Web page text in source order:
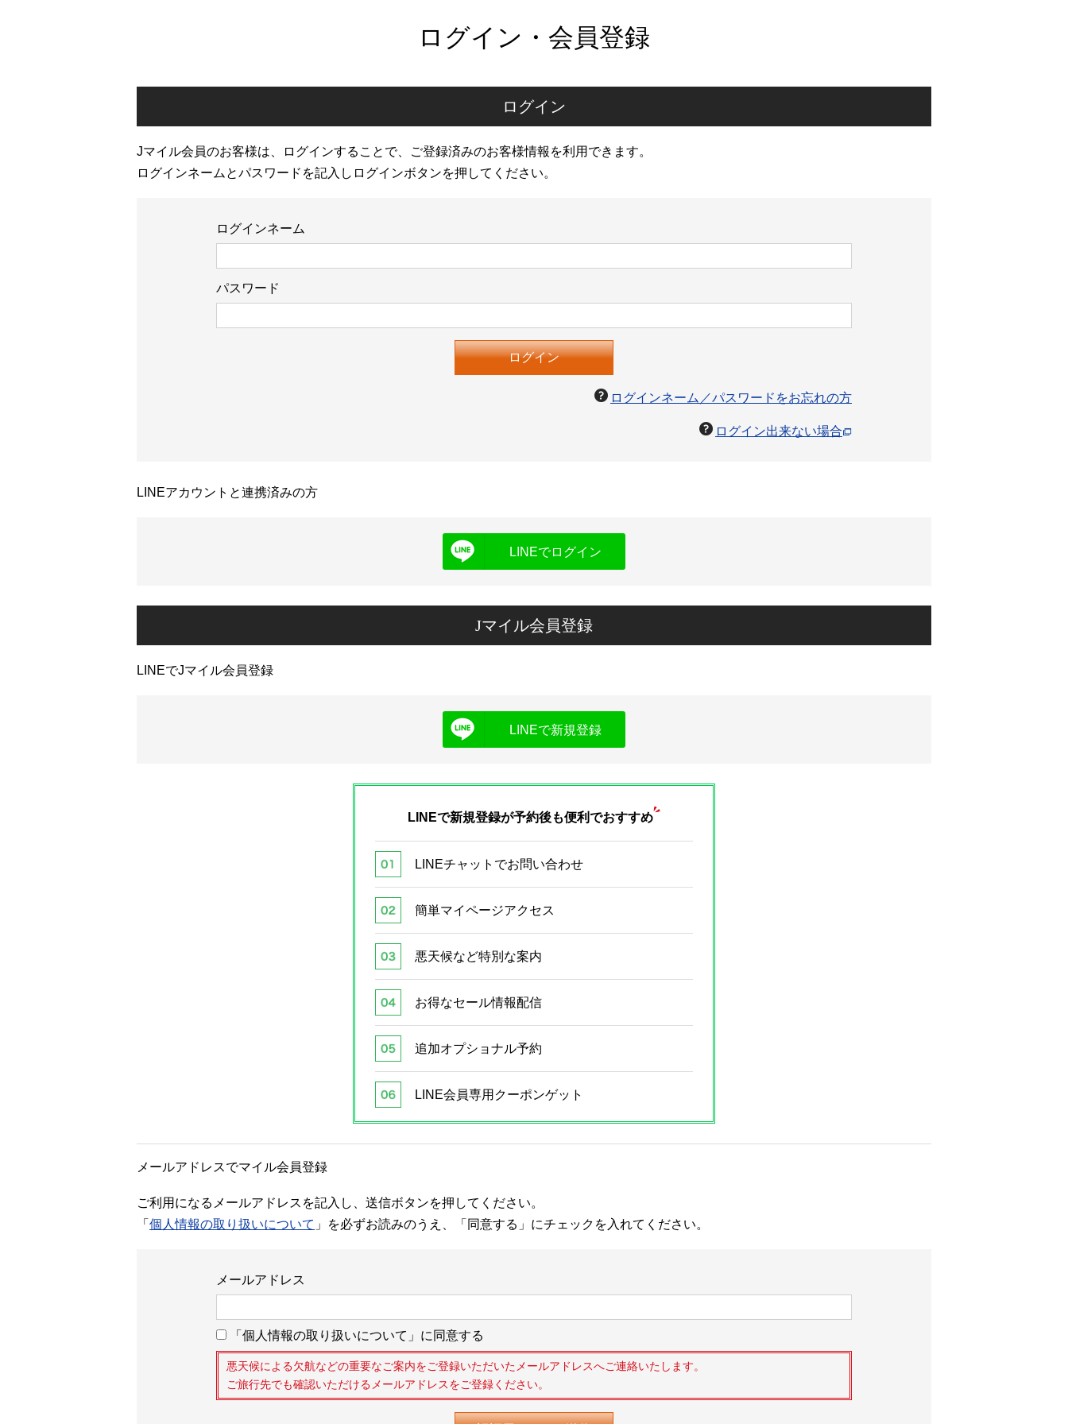
ログイン・会員登録
ログイン
Jマイル会員のお客様は、ログインすることで、ご登録済みのお客様情報を利用できます。
ログインネームとパスワードを記入しログインボタンを押してください。
ログインネーム
パスワード
ログインネーム／パスワードをお忘れの方
ログイン出来ない場合
LINEアカウントと連携済みの方
LINEでログイン
Jマイル会員登録
LINEでJマイル会員登録
LINEで新規登録
LINEで新規登録が予約後も便利でおすすめ
LINEチャットでお問い合わせ
簡単マイページアクセス
悪天候など特別な案内
お得なセール情報配信
追加オプショナル予約
LINE会員専用クーポンゲット
メールアドレスでマイル会員登録
ご利用になるメールアドレスを記入し、送信ボタンを押してください。
「 個人情報の取り扱いについて 」を必ずお読みのうえ、「同意する」にチェックを入れてください。
メールアドレス
「個人情報の取り扱いについて」に同意する
悪天候による欠航などの重要なご案内をご登録いただいたメールアドレスへご連絡いたします。
ご旅行先でも確認いただけるメールアドレスをご登録ください。